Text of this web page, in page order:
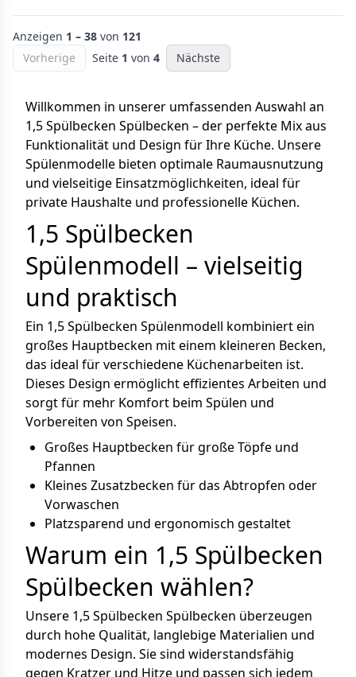
Anzeigen 1 – 38 von 121
Vorherige
Seite 1 von 4 Nächste
Willkommen in unserer umfassenden Auswahl an
1,5 Spülbecken Spülbecken – der perfekte Mix aus
Funktionalität und Design für Ihre Küche. Unsere
Spülenmodelle bieten optimale Raumausnutzung
und vielseitige Einsatzmöglichkeiten, ideal für
private Haushalte und professionelle Küchen.
1,5 Spülbecken
Spülenmodell – vielseitig
und praktisch
Ein 1,5 Spülbecken Spülenmodell kombiniert ein
großes Hauptbecken mit einem kleineren Becken,
das ideal für verschiedene Küchenarbeiten ist.
Dieses Design ermöglicht effizientes Arbeiten und
sorgt für mehr Komfort beim Spülen und
Vorbereiten von Speisen.
Großes Hauptbecken für große Töpfe und
Pfannen
Kleines Zusatzbecken für das Abtropfen oder
Vorwaschen
Platzsparend und ergonomisch gestaltet
Warum ein 1,5 Spülbecken
Spülbecken wählen?
Unsere 1,5 Spülbecken Spülbecken überzeugen
durch hohe Qualität, langlebige Materialien und
modernes Design. Sie sind widerstandsfähig
gegen Kratzer und Hitze und passen sich jedem